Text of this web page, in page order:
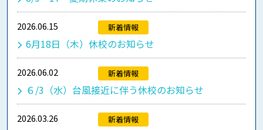
2026.06.15 新着情報
6月18日（木）休校のお知らせ
2026.06.02 新着情報
６/3（水）台風接近に伴う休校のお知らせ
2026.03.26 新着情報